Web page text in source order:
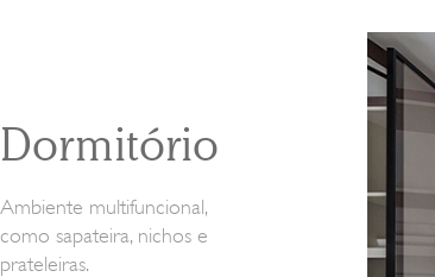
Dormitório
Ambiente multifuncional,
como sapateira, nichos e
prateleiras.